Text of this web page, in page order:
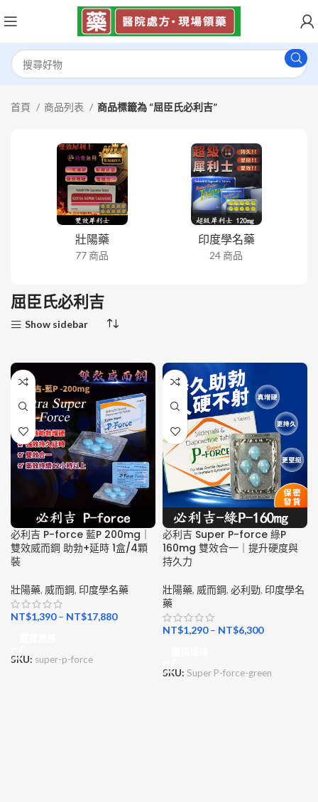
首頁 商品列表 商品標籤為 “屈臣氏必利吉”
壯陽藥
77 商品
印度學名藥
24 商品
屈臣氏必利吉
Show sidebar
必利吉 P-force 藍P 200mg｜
雙效威而鋼 助勃+延時 1盒/4顆
裝
壯陽藥, 威而鋼, 印度學名藥
NT$1,390– NT$17,880
SKU: super-p-force
必利吉 Super P-force 綠P
160mg 雙效合一｜提升硬度與
持久力
壯陽藥, 威而鋼, 必利勁, 印度學名
藥
NT$1,290– NT$6,300
SKU: Super P-force-green